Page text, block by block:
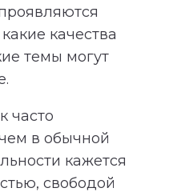
качества
темы могут
часто
в обычной
кажется
свободой